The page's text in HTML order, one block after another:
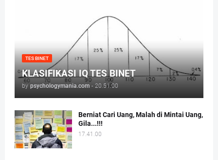
TES BINET
KLASIFIKASI IQ TES BINET
by psychologymania.com - 20.51.00
Berniat Cari Uang, Malah di Mintai Uang,
Gila...!!!
17.41.00